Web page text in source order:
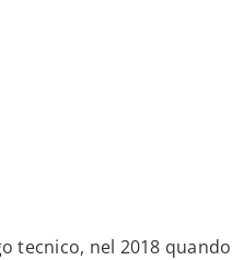
tecnico, nel 2018 quando